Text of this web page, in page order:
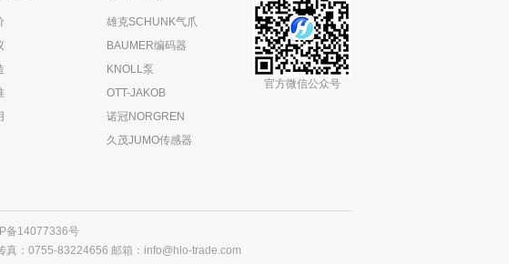
雄克SCHUNK气爪
BAUMER编码器
KNOLL泵
OTT-JAKOB
诺冠NORGREN
久茂JUMO传感器
官方微信公众号
备14077336号
：0755-83224656 邮箱：info@hlo-trade.com